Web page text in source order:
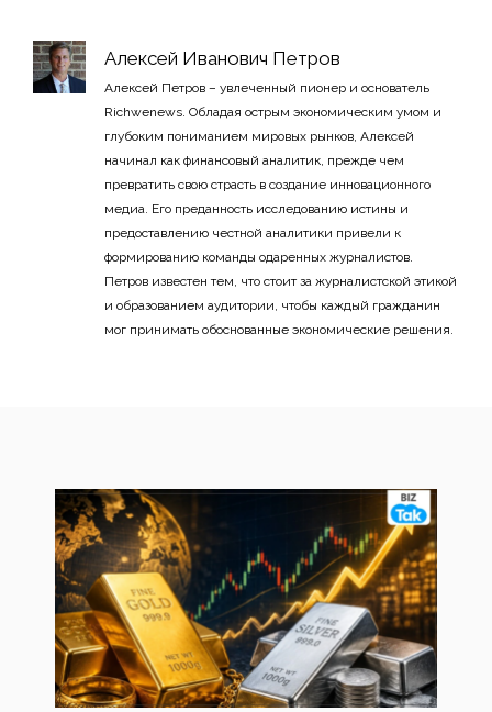
Алексей Иванович Петров
Алексей Петров – увлеченный пионер и основатель
Richwenews. Обладая острым экономическим умом и
глубоким пониманием мировых рынков, Алексей
начинал как финансовый аналитик, прежде чем
превратить свою страсть в создание инновационного
медиа. Его преданность исследованию истины и
предоставлению честной аналитики привели к
формированию команды одаренных журналистов.
Петров известен тем, что стоит за журналистской этикой
и образованием аудитории, чтобы каждый гражданин
мог принимать обоснованные экономические решения.